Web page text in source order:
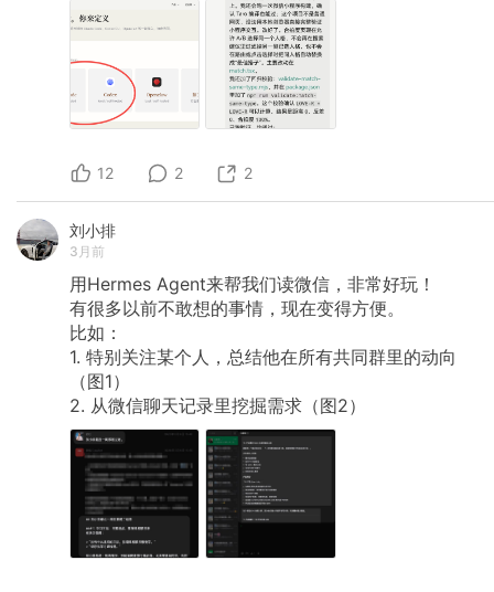
12 2 2
刘小排
3月前
用Hermes Agent来帮我们读微信，非常好玩！
有很多以前不敢想的事情，现在变得方便。
比如：
1. 特别关注某个人，总结他在所有共同群里的动向
（图1）
2. 从微信聊天记录里挖掘需求（图2）